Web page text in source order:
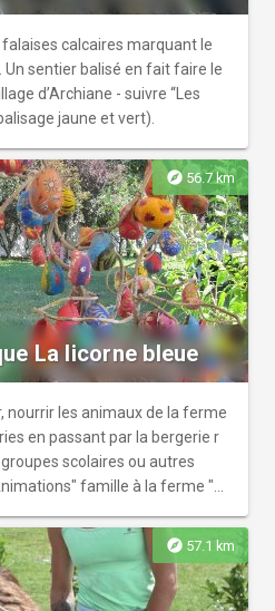
calcaires marquant le
sentier balisé en fait faire le
d’Archiane - suivre ‘‘Les
jaune et vert).
explore 56.7 km
La licorne bleue
nourrir les animaux de la ferme
en passant par la bergerie r
scolaires ou autres
famille à la ferme "
explore 57.1 km